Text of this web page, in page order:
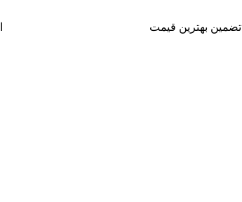
تضمین بهترین قیمت